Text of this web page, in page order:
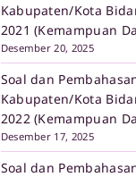
Kabupaten/Kota
2021 (Kemampuan
Desember 20, 2025
Soal dan
Kabupaten/Kota
2022 (Kemampuan
Desember 17, 2025
Soal dan